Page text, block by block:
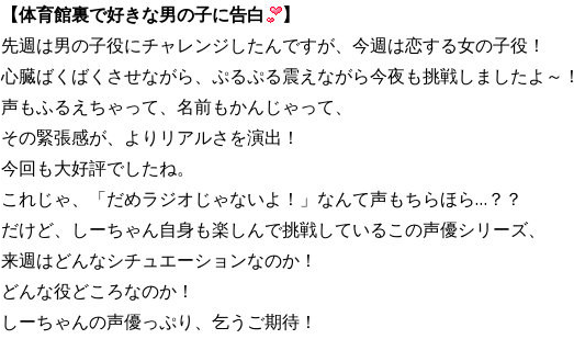
【体育館裏で好きな男の子に告白
】
先週は男の子役にチャレンジしたんですが、今週は恋する女の子役！
心臓ばくばくさせながら、ぷるぷる震えながら今夜も挑戦しましたよ～！
声もふるえちゃって、名前もかんじゃって、
その緊張感が、よりリアルさを演出！
今回も大好評でしたね。
これじゃ、「だめラジオじゃないよ！」なんて声もちらほら…？？
だけど、しーちゃん自身も楽しんで挑戦しているこの声優シリーズ、
来週はどんなシチュエーションなのか！
どんな役どころなのか！
しーちゃんの声優っぷり、乞うご期待！